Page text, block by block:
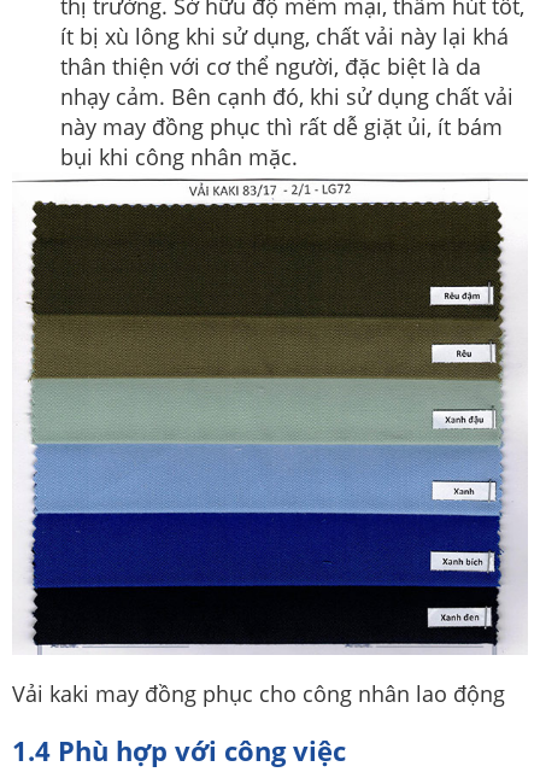
thị trường. Sở hữu độ mềm mại, thấm hút tốt,
ít bị xù lông khi sử dụng, chất vải này lại khá
thân thiện với cơ thể người, đặc biệt là da
nhạy cảm. Bên cạnh đó, khi sử dụng chất vải
này may đồng phục thì rất dễ giặt ủi, ít bám
bụi khi công nhân mặc.
Vải kaki may đồng phục cho công nhân lao động
1.4 Phù hợp với công việc